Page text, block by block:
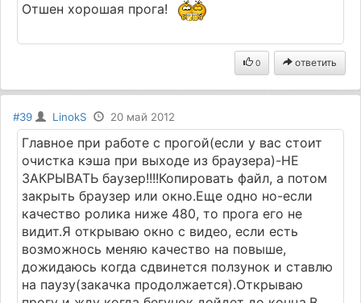
Отшен хорошая прога!
0 ответить
#39 LinokS 20 май 2012
Главное при работе с прогой(если у вас стоит
очистка кэша при выходе из браузера)-НЕ
ЗАКРЫВАТЬ баузер!!!!Копировать файл, а потом
закрыть браузер или окно.Еще одно но-если
качество ролика ниже 480, то прога его не
видит.Я открываю окно с видео, если есть
возможнось меняю качество на повыше,
дожидаюсь когда сдвинется ползунок и ставлю
на паузу(закачка продолжается).Открываю